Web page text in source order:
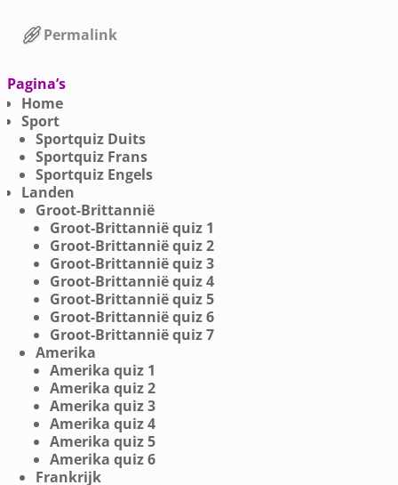
Permalink
Pagina’s
Home
Sport
Sportquiz Duits
Sportquiz Frans
Sportquiz Engels
Landen
Groot-Brittannië
Groot-Brittannië quiz 1
Groot-Brittannië quiz 2
Groot-Brittannië quiz 3
Groot-Brittannië quiz 4
Groot-Brittannië quiz 5
Groot-Brittannië quiz 6
Groot-Brittannië quiz 7
Amerika
Amerika quiz 1
Amerika quiz 2
Amerika quiz 3
Amerika quiz 4
Amerika quiz 5
Amerika quiz 6
Frankrijk